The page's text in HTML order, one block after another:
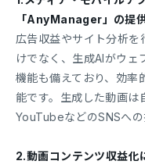
「AnyManager」の提
広告収益やサイト分析を
けでなく、生成AIがウェ
機能も備えており、効率
能です。生成した動画は
YouTubeなどのSNSへの
2.動画コンテンツ収益化